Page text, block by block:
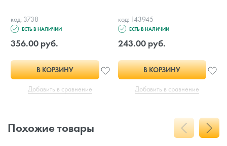
код: 3738
ЕСТЬ В НАЛИЧИИ
356.00 руб.
В КОРЗИНУ
Добавить в сравнение
код: 143945
ЕСТЬ В НАЛИЧИИ
243.00 руб.
В КОРЗИНУ
Добавить в сравнение
Похожие товары